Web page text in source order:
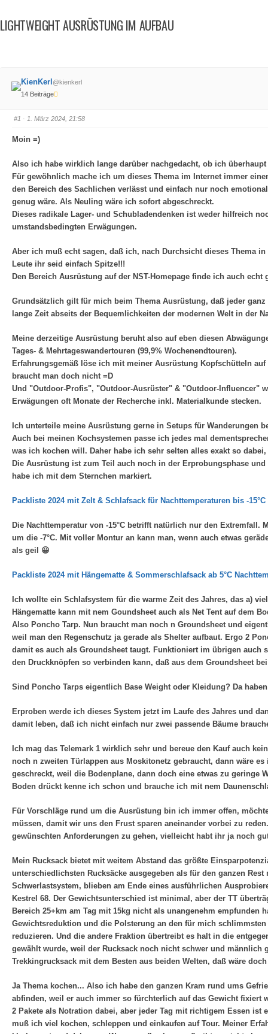
hier:
LIGHTWEIGHT AUSRÜSTUNG IM AUFBAU
KienKerl @kienkerl
14 Beiträge
#1 · 1. März 2024, 21:58
Moin =)
Also ich habe wirklich lange darüber nachgedacht, ob ich
Für gewöhnlich mache ich um dieses Thema im Internet immer
den Bereich des Sachlichen verlässt und einfach nur noch
genug wäre. Als Neuling wäre ich sofort abgeschreckt.
Dieses radikale Lager- und Schubladendenken ist weder hilfreich
umstandsbedingten Erwägungen.
Aber ich muß echt sagen, daß ich, nach Durchsicht dieses Thema
Leute ihr seid einfach Spitze!!!
Den Bereich Ausrüstung auf der NST-Homepage finde ich auch
Grundsätzlich gilt für mich beim Thema Ausrüstung, daß jeder
lange Zeit abseits der Bequemlichkeiten der modernen Welt in der
Meine derzeitige Ausrüstung beruht also auf eben diesen
Tages- & Mehrtageswandertouren (99,9% Wochenendtouren).
Erfahrungsgemäß löse ich mit meiner Ausrüstung Kopfschütteln
braucht man doch nicht =D
Und "Outdoor-Profis", "Outdoor-Ausrüster" & "Outdoor-Influencer"
Erwägungen oft Monate der Recherche inkl. Materialkunde stecken.
Ich unterteile meine Ausrüstung gerne in Setups für Wanderungen
Auch bei meinen Kochsystemen passe ich jedes mal
was ich kochen will. Daher habe ich sehr selten alles exakt so
Die Ausrüstung ist zum Teil auch noch in der Erprobungsphase
habe ich mit dem Sternchen markiert.
Packliste 2024 mit Zelt & Schlafsack für Nachttemperaturen bis -15°C
Die Nachttemperatur von -15°C betrifft natürlich nur den
um die -7°C. Mit voller Montur an kann man, wenn auch etwas
als geil 😀
Packliste 2024 mit Hängematte & Sommerschlafsack ab 5°C
Ich wollte ein Schlafsystem für die warme Zeit des Jahres, das a)
Hängematte kann mit nem Goundsheet auch als Net Tent auf dem
Also Poncho Tarp. Nun braucht man noch n Groundsheet und
weil man den Regenschutz ja gerade als Shelter aufbaut. Ergo 2
damit es auch als Groundsheet taugt. Funktioniert im übrigen
den Druckknöpfen so verbinden kann, daß aus dem Groundsheet
Sind Poncho Tarps eigentlich Base Weight oder Kleidung? Da
Erproben werde ich dieses System jetzt im Laufe des Jahres und
damit leben, daß ich nicht einfach nur zwei passende Bäume
Ich mag das Telemark 1 wirklich sehr und bereue den Kauf auch
noch n zweiten Türlappen aus Moskitonetz gebraucht, dann wäre
geschreckt, weil die Bodenplane, dann doch eine etwas zu geringe
Boden drückt kenne ich schon und brauche ich mit nem
Für Vorschläge rund um die Ausrüstung bin ich immer offen,
müssen, damit wir uns den Frust sparen aneinander vorbei zu
gewünschten Anforderungen zu gehen, vielleicht habt ihr ja noch
Mein Rucksack bietet mit weitem Abstand das größte
unterschiedlichsten Rucksäcke ausgegeben als für den ganzen
Schwerlastsystem, blieben am Ende eines ausführlichen
Kestrel 68. Der Gewichtsunterschied ist minimal, aber der TT
Bereich 25+km am Tag mit 15kg nicht als unangenehm
Gewichtsreduktion und die Polsterung an den für mich
reduzieren. Und die andere Fraktion übertreibt es halt in die
gewählt wurde, weil der Rucksack noch nicht schwer und
Trekkingrucksack mit dem Besten aus beiden Welten, daß wäre
Ja Thema kochen... Also ich habe den ganzen Kram rund ums
abfinden, weil er auch immer so fürchterlich auf das Gewicht fixiert
2 Pakete als Notration dabei, aber jeder Tag mit richtigem Essen
muß ich viel kochen, schleppen und einkaufen auf Tour. Meiner